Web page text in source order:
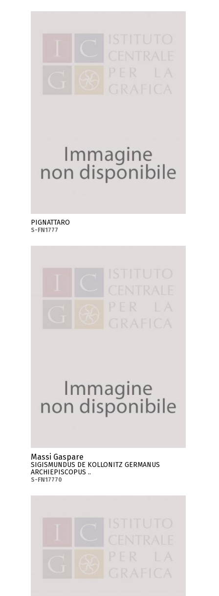
PIGNATTARO
S-FN1777
Massi Gaspare
SIGISMUNDUS DE KOLLONITZ GERMANUS
ARCHIEPISCOPUS ..
S-FN17770